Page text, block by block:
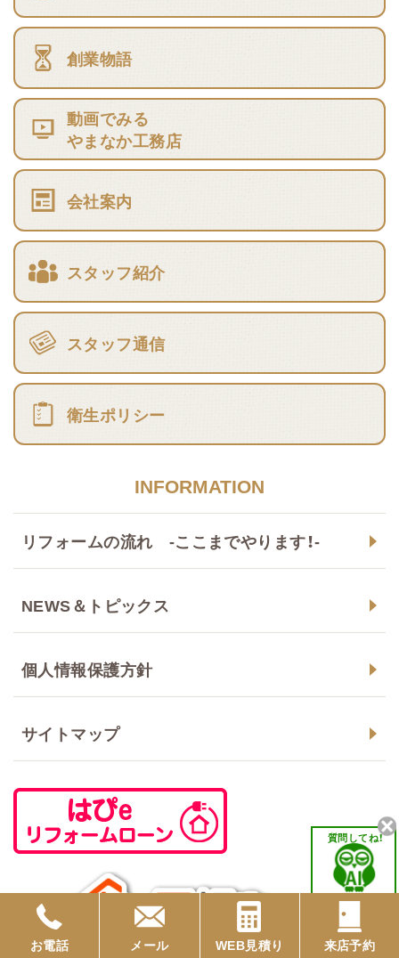
創業物語
動画でみる
やまなか工務店
会社案内
スタッフ紹介
スタッフ通信
衛生ポリシー
INFORMATION
リフォームの流れ -ここまでやります！-
NEWS＆トピックス
個人情報保護方針
サイトマップ
お電話 メール WEB見積り 来店予約
質問してね！